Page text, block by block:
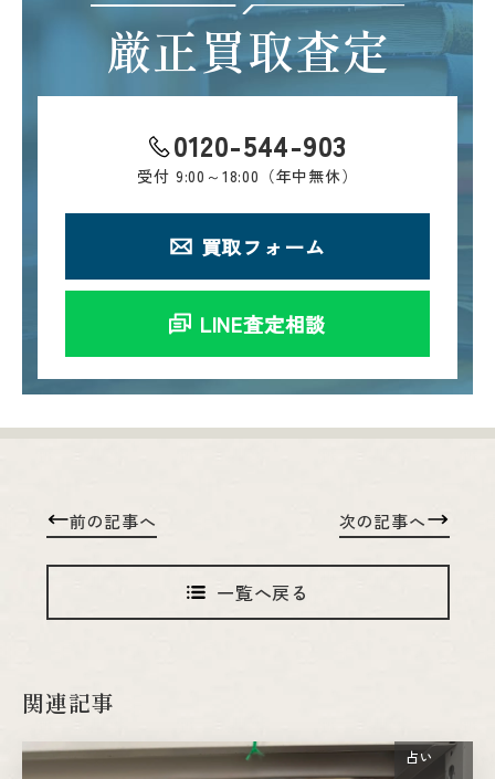
厳正買取査定
0120-544-903
受付 9:00～18:00（年中無休）
買取フォーム
LINE査定相談
前の記事へ
一覧へ戻る
次の記事へ
関連記事
占い